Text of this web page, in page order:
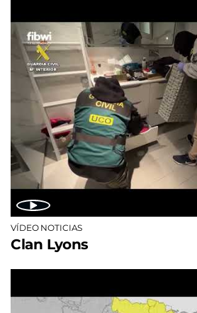
VÍDEO NOTICIAS
Clan Lyons